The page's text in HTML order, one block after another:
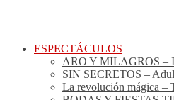
ESPECTÁCULOS
ARO Y MILAGROS –
SIN SECRETOS –
La revolución mágica –